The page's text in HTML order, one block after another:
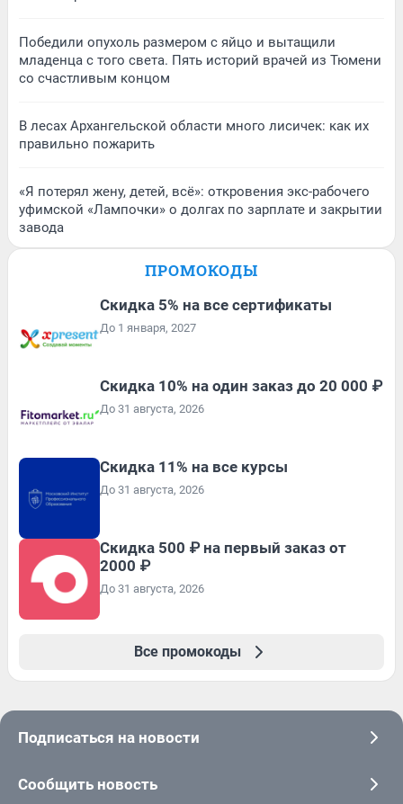
Победили опухоль размером с яйцо и вытащили
младенца с того света. Пять историй врачей из Тюмени
со счастливым концом
В лесах Архангельской области много лисичек: как их
правильно пожарить
«Я потерял жену, детей, всё»: откровения экс-рабочего
уфимской «Лампочки» о долгах по зарплате и закрытии
завода
ПРОМОКОДЫ
Скидка 5% на все сертификаты
До 1 января, 2027
Скидка 10% на один заказ до 20 000 ₽
До 31 августа, 2026
Скидка 11% на все курсы
До 31 августа, 2026
Скидка 500 ₽ на первый заказ от
2000 ₽
До 31 августа, 2026
Все промокоды
Подписаться на новости
Сообщить новость